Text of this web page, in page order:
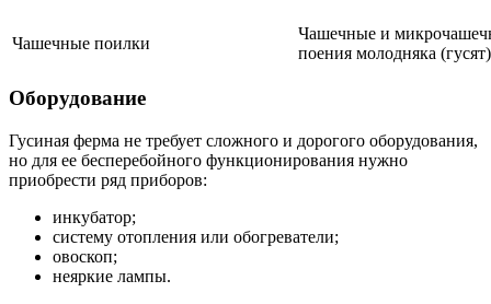
Чашечные поилки
Чашечные и
поения молодняка
Оборудование
Гусиная ферма не требует сложного и дорогого оборудования,
но для ее бесперебойного функционирования нужно
приобрести ряд приборов:
инкубатор;
систему отопления или обогреватели;
овоскоп;
неяркие лампы.